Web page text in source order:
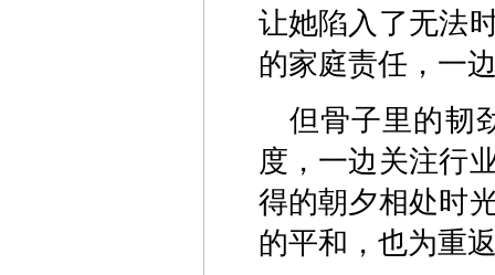
让她陷入了无法
的家庭责任，一
但骨子里的韧
度，一边关注行
得的朝夕相处时
的平和，也为重